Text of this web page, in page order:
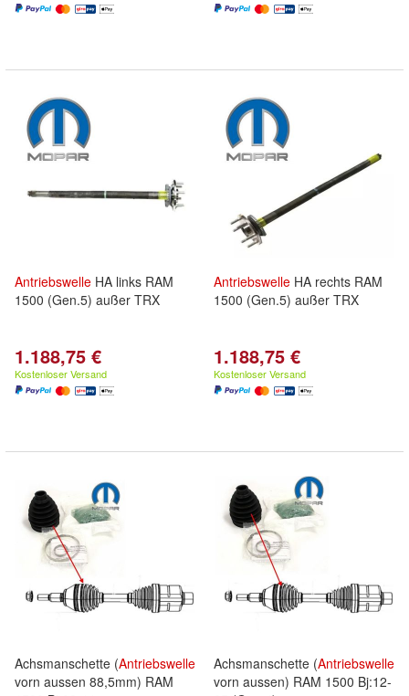
Antriebswelle HA links RAM
1500 (Gen.5) außer TRX
1.188,75 €
Kostenloser Versand
Antriebswelle HA rechts RAM
1500 (Gen.5) außer TRX
1.188,75 €
Kostenloser Versand
Achsmanschette (Antriebswelle
vorn aussen 88,5mm) RAM
Achsmanschette (Antriebswelle
vorn aussen) RAM 1500 Bj:12-